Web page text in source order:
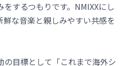
するつもりです。NMIXXにし
な音楽と親しみやすい共感を
の目標として「これまで海外シ